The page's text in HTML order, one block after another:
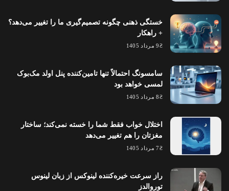
خستگی ذهنی چگونه تصمیم‌گیری ما را تغییر می‌دهد؟
+ راهکار
9 مرداد 1405
سامسونگ احتمالاً تنها تامین‌کننده پنل اولد مک‌بوک
لمسی خواهد بود
8 مرداد 1405
اختلال خواب فقط شما را خسته نمی‌کند؛ ساختار
مغزتان را هم تغییر می‌دهد
7 مرداد 1405
راز سرعت خیره‌کننده لینوکس از زبان لینوس
توروالدز